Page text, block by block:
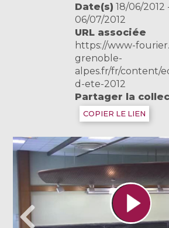
Date(s) 18/06/2012
06/07/2012
URL associée
https://www-
grenoble-
alpes.fr/fr/content/
d-ete-2012
Partager la
COPIER LE LIEN